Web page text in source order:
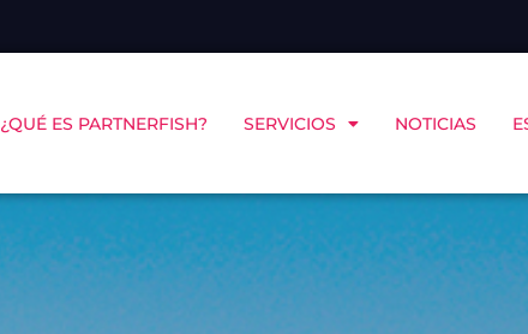
¿QUÉ ES PARTNERFISH? SERVICIOS NOTICIAS